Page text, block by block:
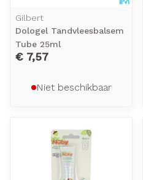
Gilbert
Dologel Tandvleesbalsem
Tube 25ml
€ 7,57
Niet beschikbaar